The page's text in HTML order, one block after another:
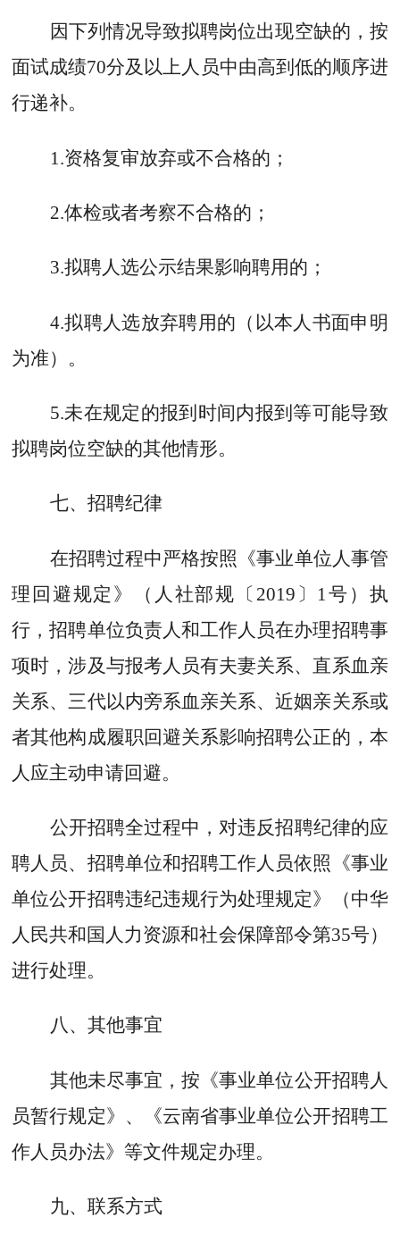
因下列情况导致拟聘岗位出现空缺的，按
面试成绩70分及以上人员中由高到低的顺序进
行递补。
1.资格复审放弃或不合格的；
2.体检或者考察不合格的；
3.拟聘人选公示结果影响聘用的；
4.拟聘人选放弃聘用的（以本人书面申明
为准）。
5.未在规定的报到时间内报到等可能导致
拟聘岗位空缺的其他情形。
七、招聘纪律
在招聘过程中严格按照《事业单位人事管
理回避规定》（人社部规〔 2019 〕 1 号）执
行，招聘单位负责人和工作人员在办理招聘事
项时，涉及与报考人员有夫妻关系、直系血亲
关系、三代以内旁系血亲关系、近姻亲关系或
者其他构成履职回避关系影响招聘公正的，本
人应主动申请回避。
公开招聘全过程中，对违反招聘纪律的应
聘人员、招聘单位和招聘工作人员依照《事业
单位公开招聘违纪违规行为处理规定》（中华
人民共和国人力资源和社会保障部令第35号）
进行处理。
八、其他事宜
其他未尽事宜，按《事业单位公开招聘人
员暂行规定》、《云南省事业单位公开招聘工
作人员办法》等文件规定办理。
九、联系方式